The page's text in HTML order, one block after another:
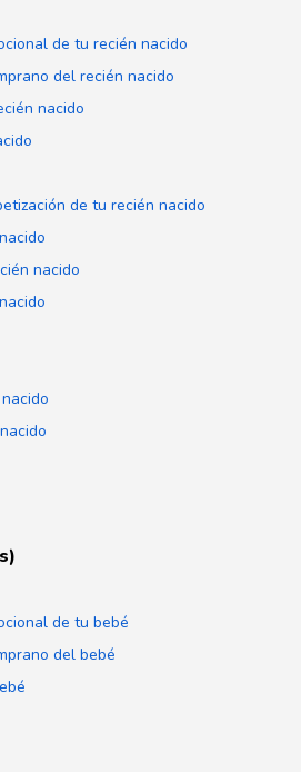
de tu recién nacido
del recién nacido
nacido
de tu recién nacido
nacido
de tu bebé
del bebé